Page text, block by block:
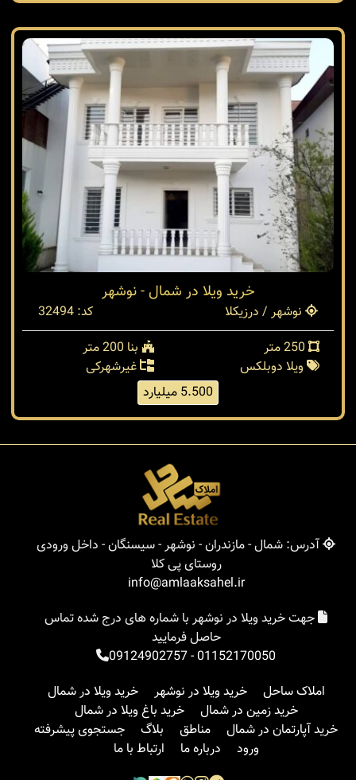
خرید ویلا در شمال - نوشهر
نوشهر / درزیکلا
کد: 32494
بنا 200 متر
ویلا دوبلکس
غیرشهرکی
5.500 میلیارد
آدرس: شمال - مازندران - نوشهر - سیسنگان - داخل ورودی
روستای پی کلا
info@amlaaksahel.ir
جهت خرید ویلا در نوشهر با شماره های درج شده تماس
حاصل فرمایید
01152170050
-
09124902757
املاک ساحل
خرید ویلا در نوشهر
خرید ویلا در شمال
خرید زمین در شمال
خرید باغ ویلا در شمال
خرید آپارتمان در شمال
مناطق بلاگ
جستجوی پیشرفته
ورود
درباره ما ارتباط با ما